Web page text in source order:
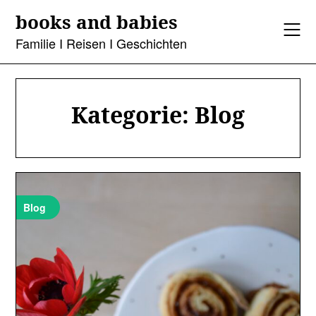
content
books and babies
Familie I Reisen I Geschichten
Kategorie: Blog
Blog